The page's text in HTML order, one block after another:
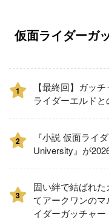
仮面ライダーガ
1
【最終回】ガッ
ライダーエルドと
2
『小説 仮面ライ
University』が
3
固い絆で結ばれ
てアークワンの
イダーガッチャー